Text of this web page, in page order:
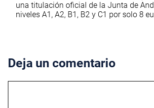
una titulación oficial de la Junta de
niveles A1, A2, B1, B2 y C1 por solo 8
Deja un comentario